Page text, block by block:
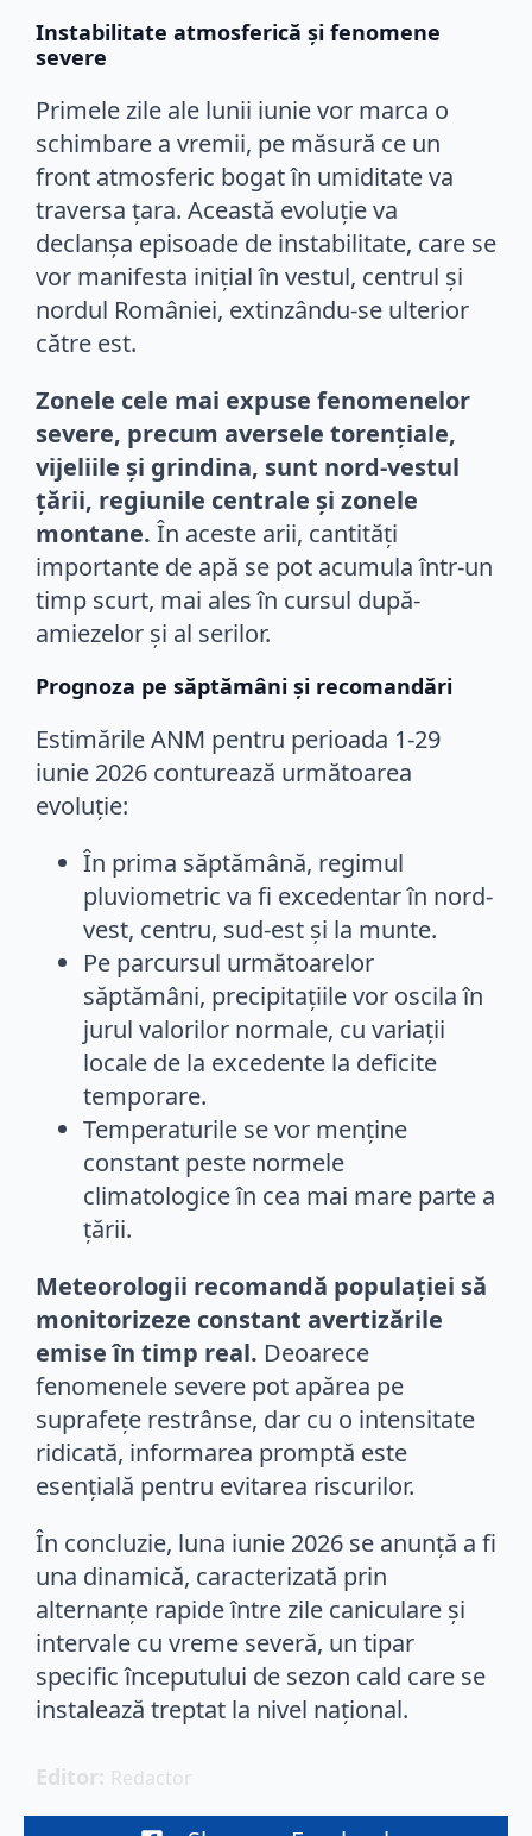
Instabilitate atmosferică și fenomene
severe
Primele zile ale lunii iunie vor marca o
schimbare a vremii, pe măsură ce un
front atmosferic bogat în umiditate va
traversa țara. Această evoluție va
declanșa episoade de instabilitate, care se
vor manifesta inițial în vestul, centrul și
nordul României, extinzându-se ulterior
către est.
Zonele cele mai expuse fenomenelor
severe, precum aversele torențiale,
vijeliile și grindina, sunt nord-vestul
țării, regiunile centrale și zonele
montane. În aceste arii, cantități
importante de apă se pot acumula într-un
timp scurt, mai ales în cursul după-
amiezelor și al serilor.
Prognoza pe săptămâni și recomandări
Estimările ANM pentru perioada 1-29
iunie 2026 conturează următoarea
evoluție:
În prima săptămână, regimul
pluviometric va fi excedentar în nord-
vest, centru, sud-est și la munte.
Pe parcursul următoarelor
săptămâni, precipitațiile vor oscila în
jurul valorilor normale, cu variații
locale de la excedente la deficite
temporare.
Temperaturile se vor menține
constant peste normele
climatologice în cea mai mare parte a
țării.
Meteorologii recomandă populației să
monitorizeze constant avertizările
emise în timp real. Deoarece
fenomenele severe pot apărea pe
suprafețe restrânse, dar cu o intensitate
ridicată, informarea promptă este
esențială pentru evitarea riscurilor.
În concluzie, luna iunie 2026 se anunță a fi
una dinamică, caracterizată prin
alternanțe rapide între zile caniculare și
intervale cu vreme severă, un tipar
specific începutului de sezon cald care se
instalează treptat la nivel național.
Editor: Redactor